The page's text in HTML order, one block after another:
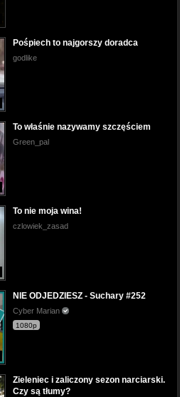
Pośpiech to najgorszy doradca
godlike
To właśnie nazywamy szczęściem
Green_pal
To nie moja wina!
czlowiek_zasad
NIE ODJEDZIESZ - Suchary #252
Cyber Marian
1080p
Zieleniec i zaliczony sezon narciarski.
Czy są tłumy?